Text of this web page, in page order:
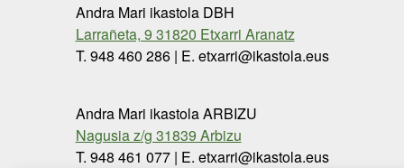
Andra Mari ikastola DBH
Larrañeta, 9 31820 Etxarri Aranatz
T. 948 460 286 | E. etxarri@ikastola.eus
Andra Mari ikastola ARBIZU
Nagusia z/g 31839 Arbizu
T. 948 461 077 | E. etxarri@ikastola.eus